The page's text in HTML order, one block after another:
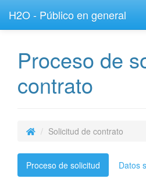
H2O - Público en general
Proceso de
contrato
Solicitud de contrato
Proceso de solicitud Datos